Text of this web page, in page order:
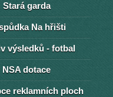
Stará garda
Na hřišti
výsledků - fotbal
NSA dotace
reklamních ploch